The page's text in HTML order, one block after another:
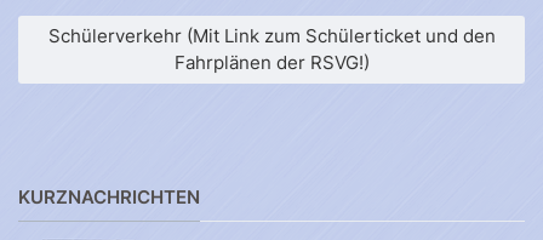
Schülerverkehr (Mit Link zum Schülerticket und den
Fahrplänen der RSVG!)
KURZNACHRICHTEN